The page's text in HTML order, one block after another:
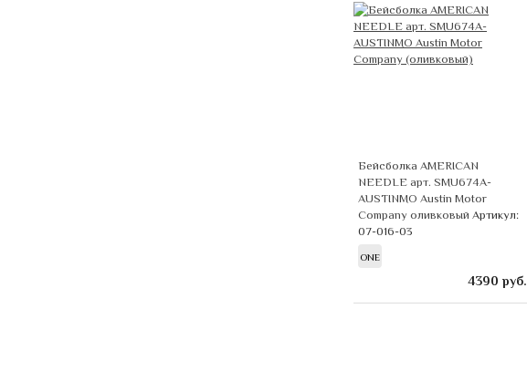
Бейсболка AMERICAN
NEEDLE арт. SMU674A-
AUSTINMO Austin Motor
Company оливковый Артикул:
07-016-03
ONE
4390 руб.